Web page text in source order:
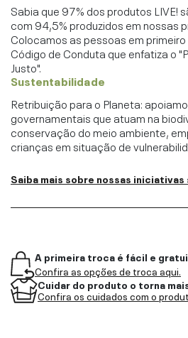
Sabia que 97% dos produtos LIVE!
com 94,5% produzidos em nossas
Colocamos as pessoas em
Código de Conduta que enfatiza o
Justo".
Sustentabilidade
Retribuição para o Planeta:
governamentais que atuam na
conservação do meio ambiente,
crianças em situação de
Saiba mais sobre nossas iniciativas
A primeira troca é fácil e
Confira as opções de troca aqui.
Cuidar do produto o torna
Confira os cuidados com o